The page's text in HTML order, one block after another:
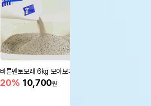
바른벤토모래 6kg 모아보기
20% 10,700원